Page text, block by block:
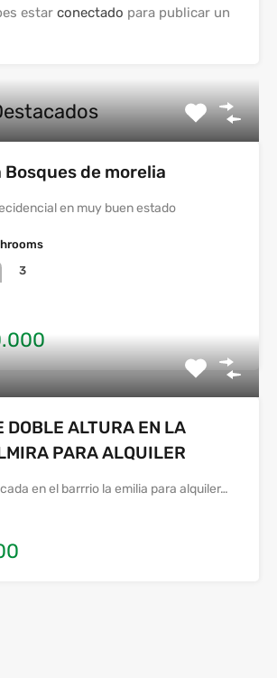
estar conectado para publicar un
Bosques de morelia
en muy buen estado
3
DOBLE ALTURA EN LA
PARA ALQUILER
en el barrrio la emilia para alquiler…